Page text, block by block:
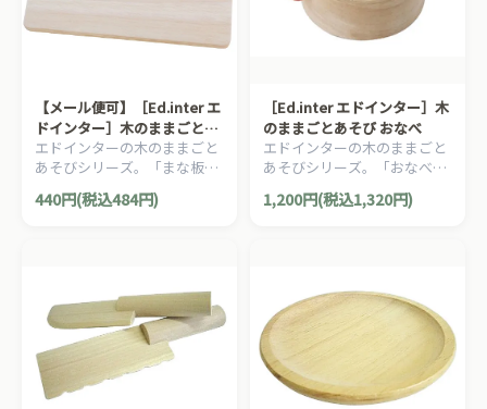
【メール便可】［Ed.inter エ
ドインター］木のままごとあ
そび New まな板
エドインターの木のままごと
あそびシリーズ。「まな板」
440円(税込484円)
［Ed.inter エドインター］木
のままごとあそび おなべ
エドインターの木のままごと
あそびシリーズ。「おなべ」
1,200円(税込1,320円)